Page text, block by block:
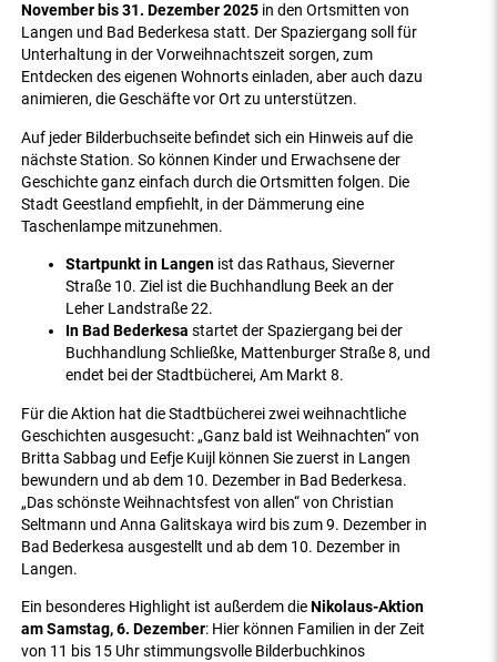
November bis 31. Dezember 2025 in den Ortsmitten von
Langen und Bad Bederkesa statt. Der Spaziergang soll für
Unterhaltung in der Vorweihnachtszeit sorgen, zum
Entdecken des eigenen Wohnorts einladen, aber auch dazu
animieren, die Geschäfte vor Ort zu unterstützen.
Auf jeder Bilderbuchseite befindet sich ein Hinweis auf die
nächste Station. So können Kinder und Erwachsene der
Geschichte ganz einfach durch die Ortsmitten folgen. Die
Stadt Geestland empfiehlt, in der Dämmerung eine
Taschenlampe mitzunehmen.
Startpunkt in Langen ist das Rathaus, Sieverner
Straße 10. Ziel ist die Buchhandlung Beek an der
Leher Landstraße 22.
In Bad Bederkesa startet der Spaziergang bei der
Buchhandlung Schließke, Mattenburger Straße 8, und
endet bei der Stadtbücherei, Am Markt 8.
Für die Aktion hat die Stadtbücherei zwei weihnachtliche
Geschichten ausgesucht: „Ganz bald ist Weihnachten“ von
Britta Sabbag und Eefje Kuijl können Sie zuerst in Langen
bewundern und ab dem 10. Dezember in Bad Bederkesa.
„Das schönste Weihnachtsfest von allen“ von Christian
Seltmann und Anna Galitskaya wird bis zum 9. Dezember in
Bad Bederkesa ausgestellt und ab dem 10. Dezember in
Langen.
Ein besonderes Highlight ist außerdem dieNikolaus-Aktion
am Samstag, 6. Dezember: Hier können Familien in der Zeit
von 11 bis 15 Uhr stimmungsvolle Bilderbuchkinos